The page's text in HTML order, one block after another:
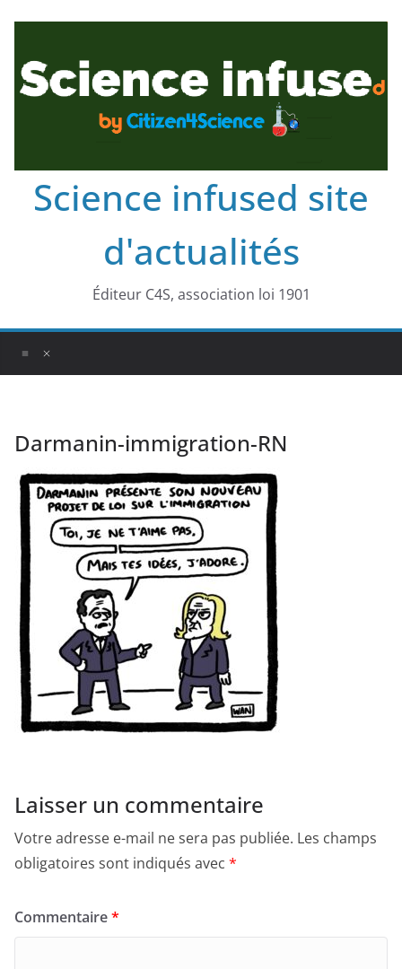
Science infused site
d'actualités
Éditeur C4S, association loi 1901
Darmanin-immigration-RN
Laisser un commentaire
Votre adresse e-mail ne sera pas publiée. Les champs
obligatoires sont indiqués avec *
Commentaire*